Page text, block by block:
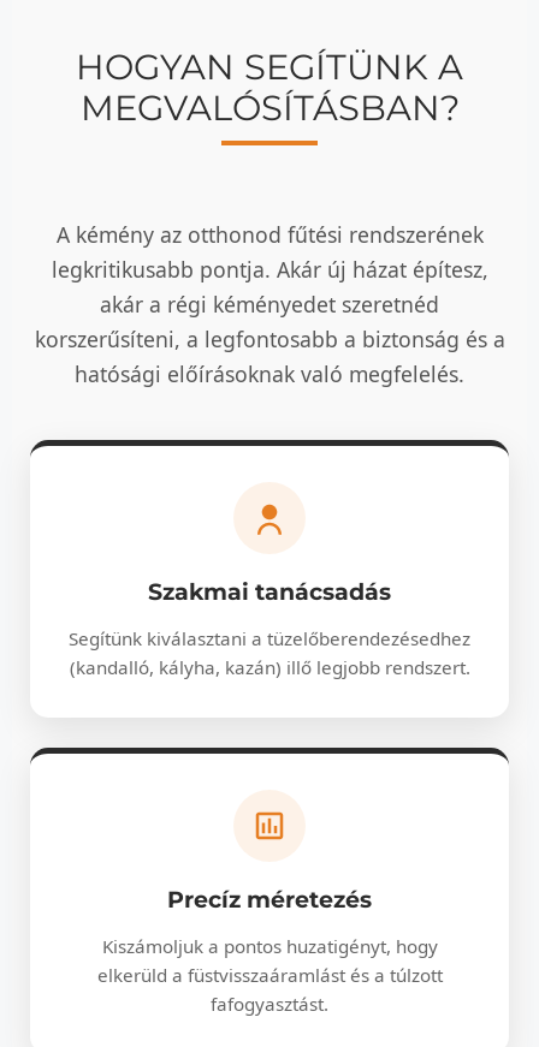
HOGYAN SEGÍTÜNK A
MEGVALÓSÍTÁSBAN?
A kémény az otthonod fűtési rendszerének
legkritikusabb pontja. Akár új házat építesz,
akár a régi kéményedet szeretnéd
korszerűsíteni, a legfontosabb a biztonság és a
hatósági előírásoknak való megfelelés.
Szakmai tanácsadás
Segítünk kiválasztani a tüzelőberendezésedhez
(kandalló, kályha, kazán) illő legjobb rendszert.
Precíz méretezés
Kiszámoljuk a pontos huzatigényt, hogy
elkerüld a füstvisszaáramlást és a túlzott
fafogyasztást.